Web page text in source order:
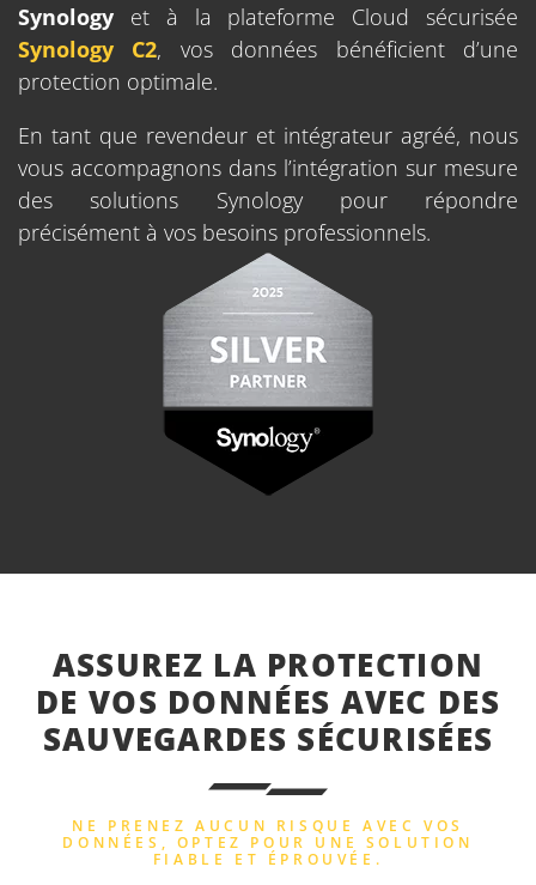
Synology et à la plateforme Cloud sécurisée
Synology C2, vos données bénéficient d’une
protection optimale.
En tant que revendeur et intégrateur agréé, nous
vous accompagnons dans l’intégration sur mesure
des solutions Synology pour répondre
précisément à vos besoins professionnels.
ASSUREZ LA PROTECTION
DE VOS DONNÉES AVEC DES
SAUVEGARDES SÉCURISÉES
NE PRENEZ AUCUN RISQUE AVEC VOS
DONNÉES, OPTEZ POUR UNE SOLUTION
FIABLE ET ÉPROUVÉE.